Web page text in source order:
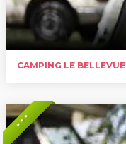
CAMPING LE BELLEVUE
* * *